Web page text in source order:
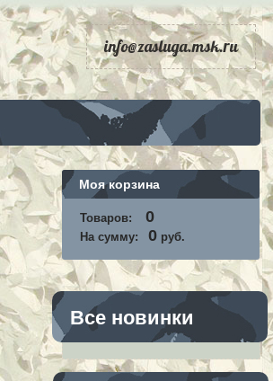
info@zasluga.msk.ru
Моя корзина
Товаров: 0
На сумму: 0 руб.
Все новинки